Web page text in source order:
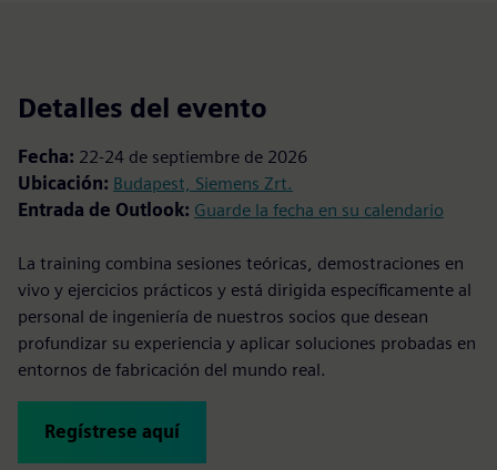
Detalles del evento
Fecha: 22-24 de septiembre de 2026
Ubicación: Budapest, Siemens Zrt.
Entrada de Outlook: Guarde la fecha en su calendario
La training combina sesiones teóricas, demostraciones en
vivo y ejercicios prácticos y está dirigida específicamente al
personal de ingeniería de nuestros socios que desean
profundizar su experiencia y aplicar soluciones probadas en
entornos de fabricación del mundo real.
Regístrese aquí